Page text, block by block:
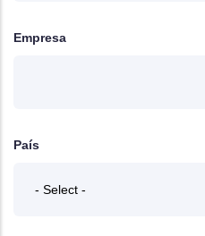
Empresa
País